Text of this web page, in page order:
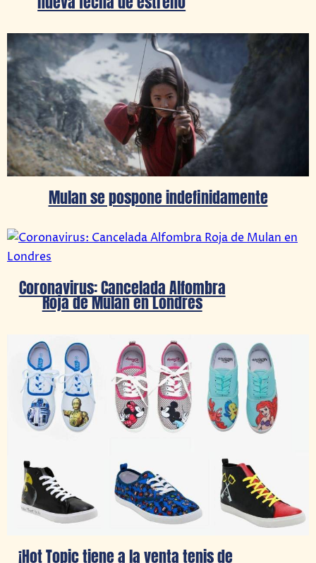
Mulan se pospone indefinidamente
Coronavirus: Cancelada Alfombra
Roja de Mulan en Londres
¡Hot Topic tiene a la venta tenis de